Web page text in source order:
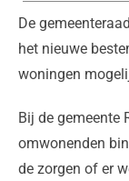
De
het nieuwe
woningen
Bij de gemeente
omwonenden
de zorgen of er